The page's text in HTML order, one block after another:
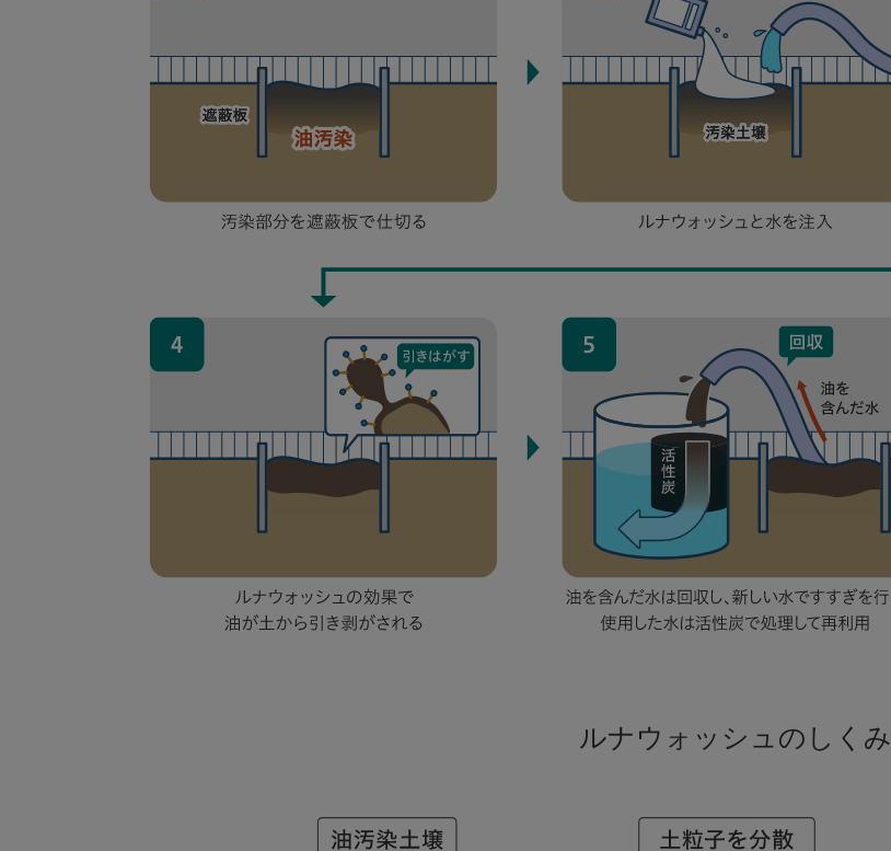
ルナウォッシュのしくみ